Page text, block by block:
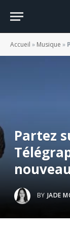
Accueil » Musique »
Partez
BY JADE